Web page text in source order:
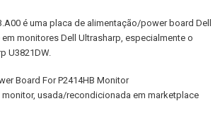
é uma placa de alimentação/power board Dell
monitores Dell Ultrasharp, especialmente o
U3821DW.
Board For P2414HB Monitor
monitor, usada/recondicionada em marketplace